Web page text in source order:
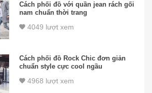
Cách phối đồ với quần jean rách gối
nam chuẩn thời trang
4049 lượt xem
Cách phối đồ Rock Chic đơn giản
chuẩn style cực cool ngầu
4968 lượt xem